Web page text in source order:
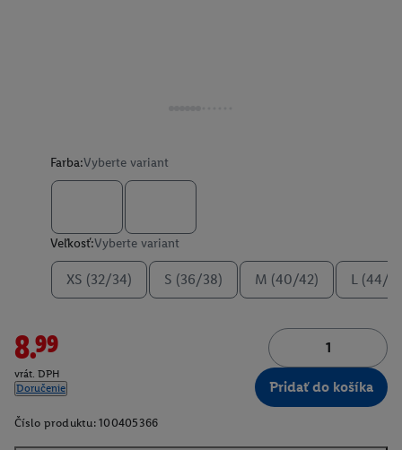
Farba:Vyberte variant
Veľkosť:Vyberte variant
XS (32/34) S (36/38) M (40/42) L (44/
8.99
vrát. DPH
Doručenie
Pridať do košíka
Číslo produktu: 100405366